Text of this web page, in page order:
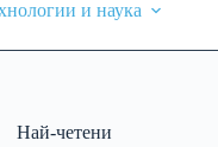
и наука
Най-четени